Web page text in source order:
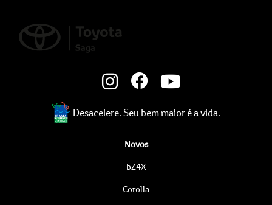
Desacelere. Seu bem maior é a vida.
Novos
bZ4X
Corolla